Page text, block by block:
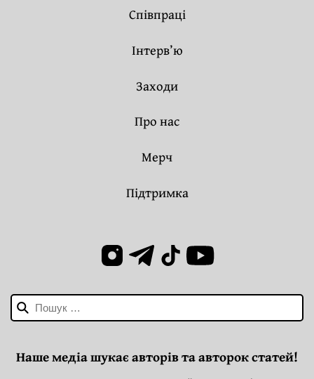
Пошук:
Співпраці
Інтерв’ю
Заходи
Про нас
Мерч
Підтримка
Наше медіа шукає авторів та авторок статей!